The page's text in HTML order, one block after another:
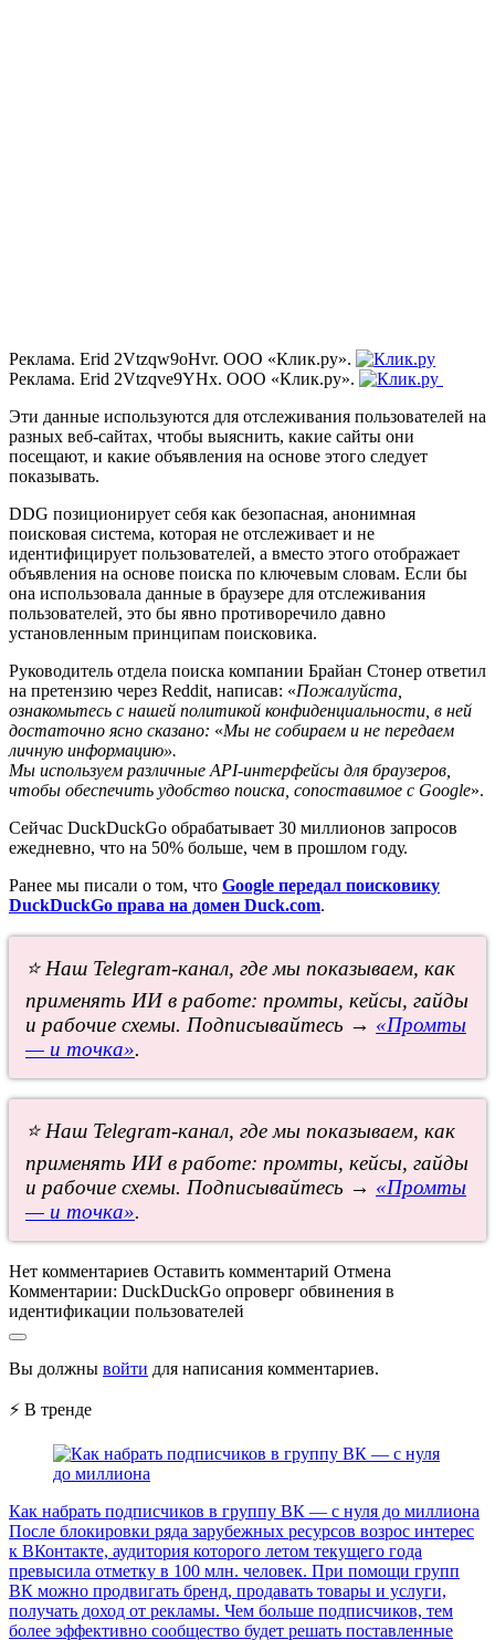
Реклама. Erid 2Vtzqw9oHvr. ООО «Клик.ру».
Реклама. Erid 2Vtzqve9YHx. ООО «Клик.ру».
Эти данные используются для отслеживания пользователей на
разных веб-сайтах, чтобы выяснить, какие сайты они
посещают, и какие объявления на основе этого следует
показывать.
DDG позиционирует себя как безопасная, анонимная
поисковая система, которая не отслеживает и не
идентифицирует пользователей, а вместо этого отображает
объявления на основе поиска по ключевым словам. Если бы
она использовала данные в браузере для отслеживания
пользователей, это бы явно противоречило давно
установленным принципам поисковика.
Руководитель отдела поиска компании Брайан Стонер ответил
на претензию через Reddit, написав: «Пожалуйста,
ознакомьтесь с нашей политикой конфиденциальности, в ней
достаточно ясно сказано: «Мы не собираем и не передаем
личную информацию».
Мы используем различные API-интерфейсы для браузеров,
чтобы обеспечить удобство поиска, сопоставимое с Google».
Сейчас DuckDuckGo обрабатывает 30 миллионов запросов
ежедневно, что на 50% больше, чем в прошлом году.
Ранее мы писали о том, что Google передал поисковику
DuckDuckGo права на домен Duck.com.
⭐ Наш Telegram-канал, где мы показываем, как
применять ИИ в работе: промты, кейсы, гайды
и рабочие схемы. Подписывайтесь → «Промты
— и точка».
⭐ Наш Telegram-канал, где мы показываем, как
применять ИИ в работе: промты, кейсы, гайды
и рабочие схемы. Подписывайтесь → «Промты
— и точка».
Нет комментариев Оставить комментарий Отмена
Комментарии: DuckDuckGo опроверг обвинения в
идентификации пользователей
Вы должны войти для написания комментариев.
⚡ В тренде
Как набрать подписчиков в группу ВК — с нуля до миллиона
После блокировки ряда зарубежных ресурсов возрос интерес
к ВКонтакте, аудитория которого летом текущего года
превысила отметку в 100 млн. человек. При помощи групп
ВК можно продвигать бренд, продавать товары и услуги,
получать доход от рекламы. Чем больше подписчиков, тем
более эффективно сообщество будет решать поставленные